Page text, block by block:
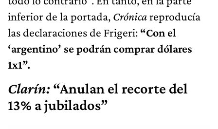
inferior de la portada, Crónicareproducía
las declaraciones de Frigeri: “Con el
‘argentino’ se podrán comprar dólares
1x1”.
Clarín: “Anulan el recorte del
13% a jubilados”